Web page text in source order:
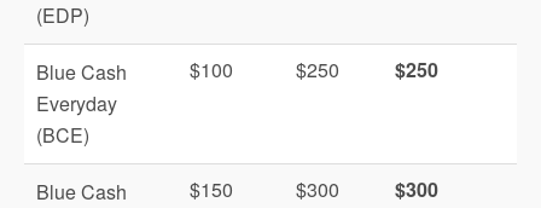
(EDP)
Blue Cash
Everyday
(BCE)
$100 $250 $250
Blue Cash
$150 $300 $300